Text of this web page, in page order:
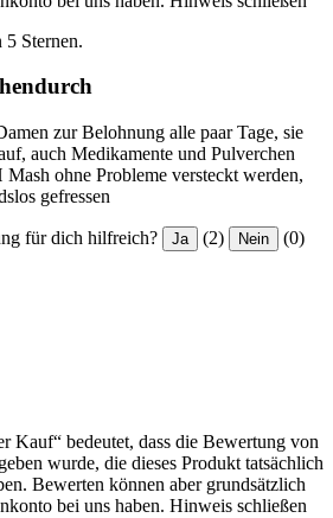
Sternen.
zur Belohnung alle paar Tage, sie
auch Medikamente und Pulverchen
ohne Probleme versteckt werden,
gefressen
für dich hilfreich? Ja (2) Nein (0)
Kauf“ bedeutet, dass die Bewertung von
wurde, die dieses Produkt tatsächlich
Bewerten können aber grundsätzlich
bei uns haben. Hinweis schließen